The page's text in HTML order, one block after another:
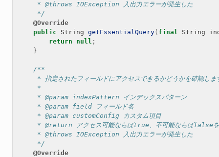
     * @throws IOException 入出力エラーが発生した
     */
@Override
public
String getEssentialQuery( final String
return
null ;
}
/**
* 指定されたフィールドにアクセスできるかどうかを確認しま
     *
     * @param indexPattern インデックスパターン
     * @param field フィールド名
     * @param customConfig カスタム項目
* @return アクセス可能ならばtrue、不可能ならばfalseを
     * @throws IOException 入出力エラーが発生した
     */
@Override